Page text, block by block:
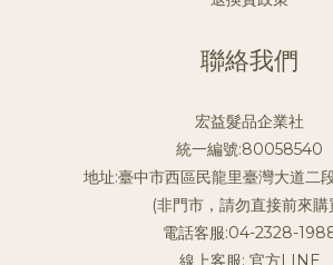
聯絡我們
宏益髮品企業社
統一編號:80058540
地址:臺中市西區民龍里臺灣大道二
(非門市，請勿直接前來購
電話客服:04-2328-
線上客服: 官方LINE